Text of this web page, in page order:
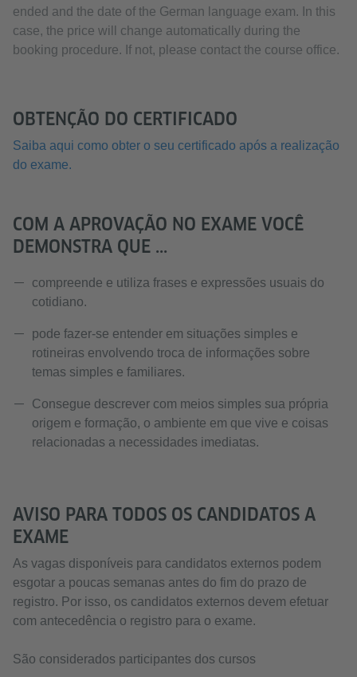
ended and the date of the German language exam. In this
case, the price will change automatically during the
booking procedure. If not, please contact the course office.
OBTENÇÃO DO CERTIFICADO
Saiba aqui como obter o seu certificado após a realização
do exame.
COM A APROVAÇÃO NO EXAME VOCÊ
DEMONSTRA QUE ...
compreende e utiliza frases e expressões usuais do
cotidiano.
pode fazer-se entender em situações simples e
rotineiras envolvendo troca de informações sobre
temas simples e familiares.
Consegue descrever com meios simples sua própria
origem e formação, o ambiente em que vive e coisas
relacionadas a necessidades imediatas.
AVISO PARA TODOS OS CANDIDATOS A
EXAME
As vagas disponíveis para candidatos externos podem
esgotar a poucas semanas antes do fim do prazo de
registro. Por isso, os candidatos externos devem efetuar
com antecedência o registro para o exame.
São considerados participantes dos cursos